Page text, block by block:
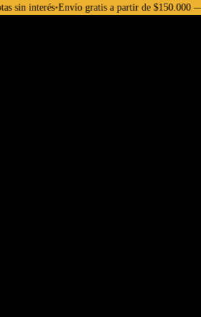
•Envío gratis a partir de $150.000 — Hasta 3